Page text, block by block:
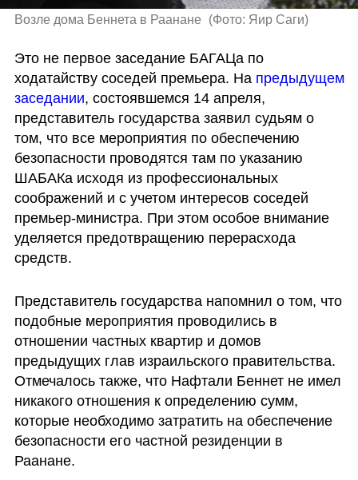
Возле дома Беннета в Раанане (Фото: Яир Саги)
Это не первое заседание БАГАЦа по
ходатайству соседей премьера. На предыдущем
заседании, состоявшемся 14 апреля,
представитель государства заявил судьям о
том, что все мероприятия по обеспечению
безопасности проводятся там по указанию
ШАБАКа исходя из профессиональных
соображений и с учетом интересов соседей
премьер-министра. При этом особое внимание
уделяется предотвращению перерасхода
средств.
Представитель государства напомнил о том, что
подобные мероприятия проводились в
отношении частных квартир и домов
предыдущих глав израильского правительства.
Отмечалось также, что Нафтали Беннет не имел
никакого отношения к определению сумм,
которые необходимо затратить на обеспечение
безопасности его частной резиденции в
Раанане.